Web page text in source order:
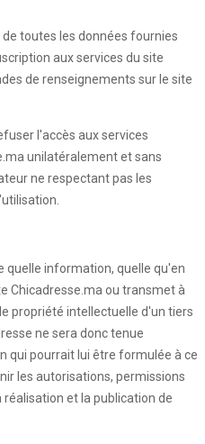
toutes les données fournies
aux services du site
de renseignements sur le site
l'accès aux services
unilatéralement et sans
ne respectant pas les
quelle information, quelle qu'en
Chicadresse.ma ou transmet à
propriété intellectuelle d'un tiers
ne sera donc tenue
qui pourrait lui être formulée à ce
les autorisations, permissions
et la publication de